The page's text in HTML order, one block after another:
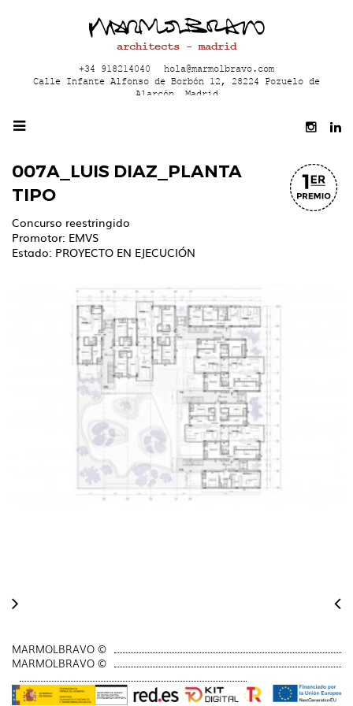
architects - madrid
+34 918214040
hola@marmolbravo.com
Calle Infante Alfonso de Borbón 12, 28224 Pozuelo de
Alarcón, Madrid
007A_LUIS DIAZ_PLANTA
TIPO
Concurso reestringido
Promotor: EMVS
Estado: PROYECTO EN EJECUCIÓN
MARMOLBRAVO ©
MARMOLBRAVO ©